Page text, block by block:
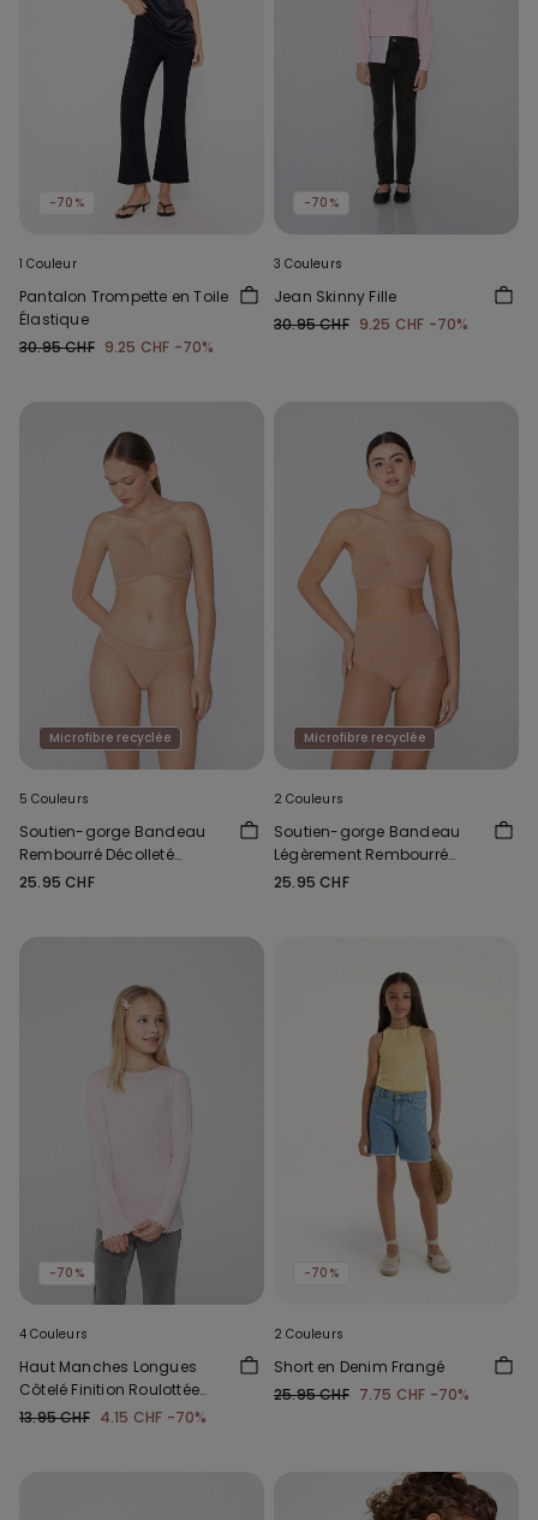
-70%
1 Couleur
Pantalon Trompette en Toile
Élastique
30.95 CHF 9.25 CHF -70%
-70%
3 Couleurs
Jean Skinny Fille
30.95 CHF 9.25 CHF -70%
Microfibre recyclée
5 Couleurs
Soutien-gorge Bandeau
Rembourré Décolleté
Microfibre Recyclée
25.95 CHF
Microfibre recyclée
2 Couleurs
Soutien-gorge Bandeau
Légèrement Rembourré
Microfibre Recyclée
25.95 CHF
-70%
4 Couleurs
Haut Manches Longues
Côtelé Finition Roulottée
Col Rond Fille
13.95 CHF 4.15 CHF -70%
-70%
2 Couleurs
Short en Denim Frangé
25.95 CHF 7.75 CHF -70%